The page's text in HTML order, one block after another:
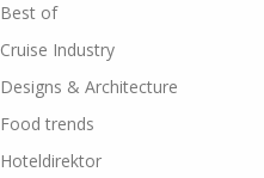
Best of
Cruise Industry
Designs & Architecture
Food trends
Hoteldirektor